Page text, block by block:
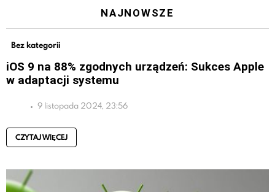
NAJNOWSZE
Bez kategorii
iOS 9 na 88% zgodnych urządzeń: Sukces Apple
w adaptacji systemu
9 listopada 2024, 23:56
CZYTAJ WIĘCEJ